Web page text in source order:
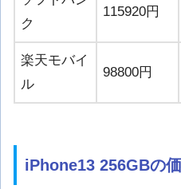
ク
115920円
楽天モバイ
ル
98800円
iPhone13 256GBの